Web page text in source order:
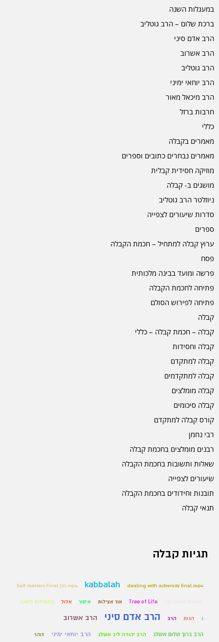
במעגלות השנה
ברכת שלום – הרב גוטליב
הרב אדם סיני
הרב אשרוב
הרב גוטליב
הרב יוחאי ימיני
הרב מיכאל מאור
חרבות ברזל
כללי
מאמרים בקבלה
מאמרים נבחרים כתובים וספרים
מוזיקה חסידית קבלית
מושגים ב- קבלה
ניוזלטר הרב גוטליב
סדרות שיעורים לצפייה
ספרים
ערוץ קבלה למתחיל – חכמת הקבלה
פסח
פרשה ומועד בבינה מלכותית
פתיחה לחכמת הקבלה
פתיחה לפירוש הסולם
קבלה
קבלה – חכמת קבלה – כללי
קבלה וחסידות
קבלה למתקדם
קבלה למתקדמים
קבלה מומלצים
קבלה סיכומים
קורס קבלה למתקדם
רבי נחמן
רבנים מומלצים בחכמת קבלה
שאלות ותשובות בחכמת הקבלה
שיעורים לצפייה
תובנות וחידודים בחכמת הקבלה
תנאי קבלה
תגיות קבלה
dealing with adversity final.mp4
kabbalah
Self mastery Final (2).mp4
Tree of Life אור אצילות איסור אלול במעגלות השנה
ג הגות הרב הרב אדם סיני הרב אשרוב
הרב ברוך שלום אשלג הרב יהודה ליב אשלג הרב יוחאי ימיני זוהר